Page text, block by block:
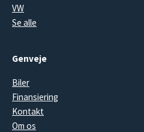
VW
Se alle
Genveje
Biler
Finansiering
Kontakt
Om os